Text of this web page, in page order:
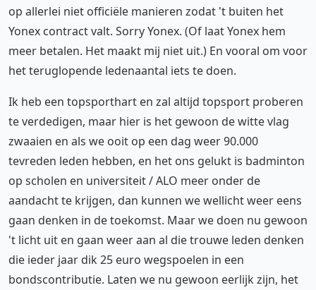
op allerlei niet officiële manieren zodat 't buiten het
Yonex contract valt. Sorry Yonex. (Of laat Yonex hem
meer betalen. Het maakt mij niet uit.) En vooral om voor
het teruglopende ledenaantal iets te doen.
Ik heb een topsporthart en zal altijd topsport proberen
te verdedigen, maar hier is het gewoon de witte vlag
zwaaien en als we ooit op een dag weer 90.000
tevreden leden hebben, en het ons gelukt is badminton
op scholen en universiteit / ALO meer onder de
aandacht te krijgen, dan kunnen we wellicht weer eens
gaan denken in de toekomst. Maar we doen nu gewoon
't licht uit en gaan weer aan al die trouwe leden denken
die ieder jaar dik 25 euro wegspoelen in een
bondscontributie. Laten we nu gewoon eerlijk zijn, het